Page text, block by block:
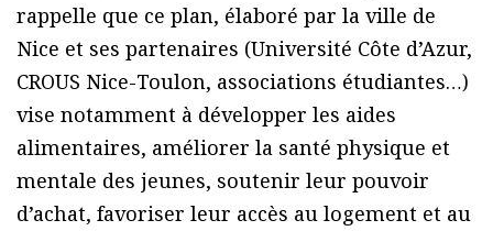
rappelle que ce plan, élaboré par la ville de
Nice et ses partenaires (Université Côte d’Azur,
CROUS Nice-Toulon, associations étudiantes…)
vise notamment à développer les aides
alimentaires, améliorer la santé physique et
mentale des jeunes, soutenir leur pouvoir
d’achat, favoriser leur accès au logement et au